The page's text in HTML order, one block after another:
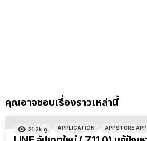
คุณอาจชอบเรื่องราวเหล่านี้
21.2k ดู APPLICATION APPSTORE APP